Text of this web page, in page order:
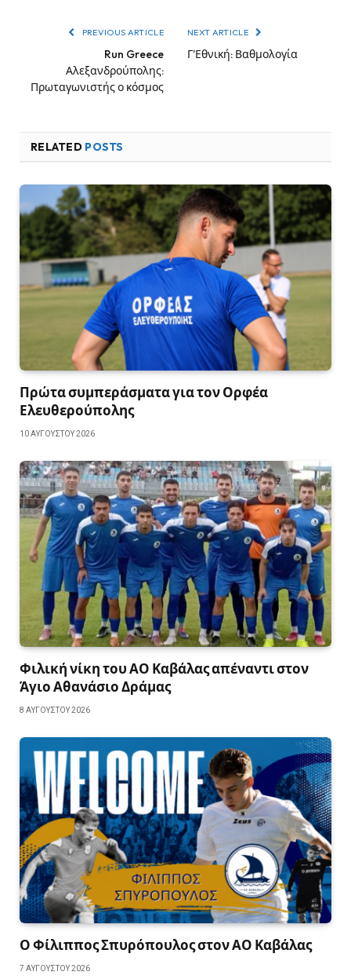
PREVIOUS ARTICLE
Run Greece
Αλεξανδρούπολης:
Πρωταγωνιστής ο κόσμος
NEXT ARTICLE
Γ’Εθνική: Βαθμολογία
RELATED POSTS
Πρώτα συμπεράσματα για τον Ορφέα
Ελευθερούπολης
10 ΑΥΓΟΎΣΤΟΥ 2026
Φιλική νίκη του ΑΟ Καβάλας απέναντι στον
Άγιο Αθανάσιο Δράμας
8 ΑΥΓΟΎΣΤΟΥ 2026
Ο Φίλιππος Σπυρόπουλος στον ΑΟ Καβάλας
7 ΑΥΓΟΎΣΤΟΥ 2026